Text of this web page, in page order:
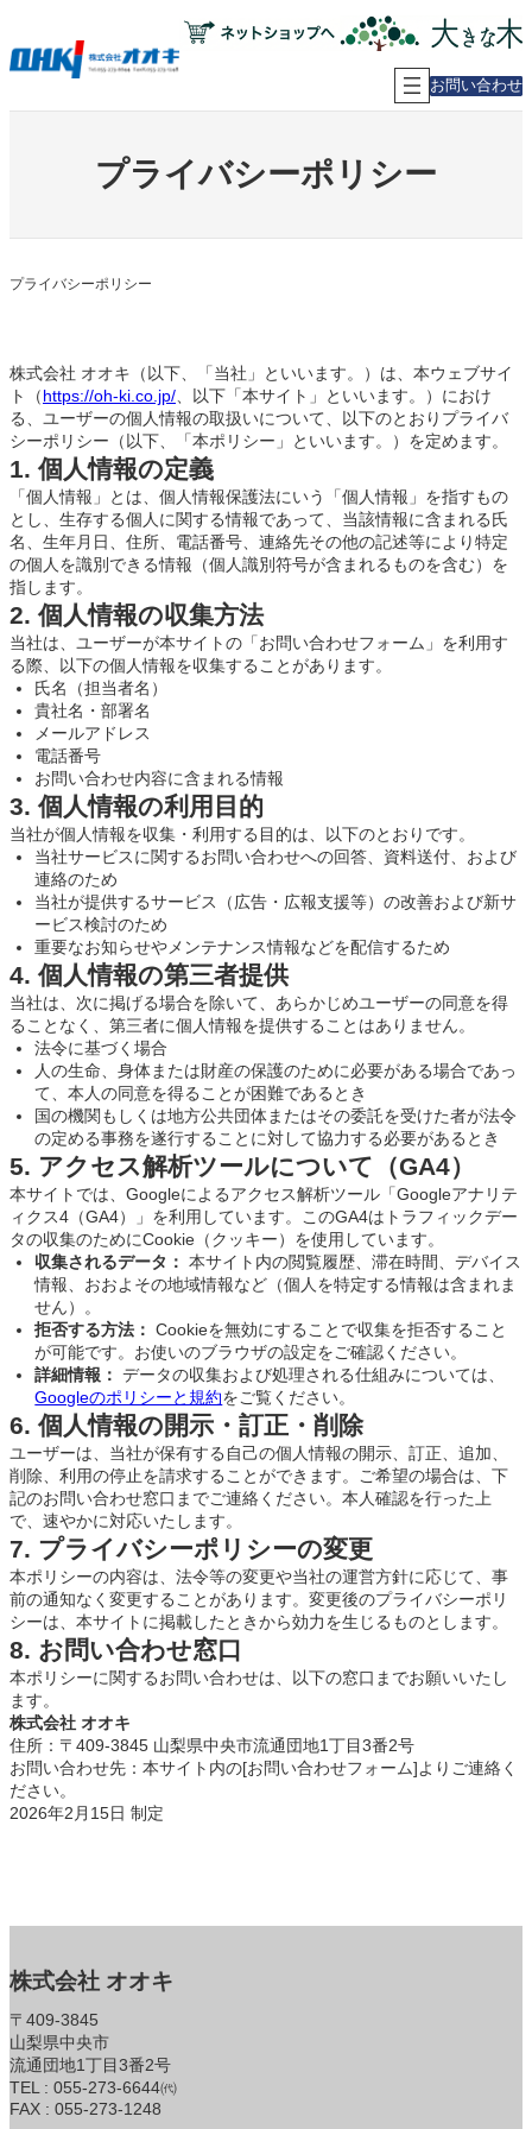
を
キ
お問い合わせ
プライバシーポリシー
プライバシーポリシー
株式会社 オオキ（以下、「当社」といいます。）は、本ウェブサイ
ト（https://oh-ki.co.jp/ 、以下「本サイト」といいます。）におけ
る、ユーザーの個人情報の取扱いについて、以下のとおりプライバ
シーポリシー（以下、「本ポリシー」といいます。）を定めます。
1. 個人情報の定義
「個人情報」とは、個人情報保護法にいう「個人情報」を指すもの
とし、生存する個人に関する情報であって、当該情報に含まれる氏
名、生年月日、住所、電話番号、連絡先その他の記述等により特定
の個人を識別できる情報（個人識別符号が含まれるものを含む）を
指します。
2. 個人情報の収集方法
当社は、ユーザーが本サイトの「お問い合わせフォーム」を利用す
る際、以下の個人情報を収集することがあります。
氏名（担当者名）
貴社名・部署名
メールアドレス
電話番号
お問い合わせ内容に含まれる情報
3. 個人情報の利用目的
当社が個人情報を収集・利用する目的は、以下のとおりです。
当社サービスに関するお問い合わせへの回答、資料送付、および
連絡のため
当社が提供するサービス（広告・広報支援等）の改善および新サ
ービス検討のため
重要なお知らせやメンテナンス情報などを配信するため
4. 個人情報の第三者提供
当社は、次に掲げる場合を除いて、あらかじめユーザーの同意を得
ることなく、第三者に個人情報を提供することはありません。
法令に基づく場合
人の生命、身体または財産の保護のために必要がある場合であっ
て、本人の同意を得ることが困難であるとき
国の機関もしくは地方公共団体またはその委託を受けた者が法令
の定める事務を遂行することに対して協力する必要があるとき
5. アクセス解析ツールについて（GA4）
本サイトでは、Googleによるアクセス解析ツール「Googleアナリテ
ィクス4（GA4）」を利用しています。このGA4はトラフィックデー
タの収集のためにCookie（クッキー）を使用しています。
収集されるデータ： 本サイト内の閲覧履歴、滞在時間、デバイス
情報、おおよその地域情報など（個人を特定する情報は含まれま
せん）。
拒否する方法： Cookieを無効にすることで収集を拒否すること
が可能です。お使いのブラウザの設定をご確認ください。
詳細情報： データの収集および処理される仕組みについては、
Googleのポリシーと規約をご覧ください。
6. 個人情報の開示・訂正・削除
ユーザーは、当社が保有する自己の個人情報の開示、訂正、追加、
削除、利用の停止を請求することができます。ご希望の場合は、下
記のお問い合わせ窓口までご連絡ください。本人確認を行った上
で、速やかに対応いたします。
7. プライバシーポリシーの変更
本ポリシーの内容は、法令等の変更や当社の運営方針に応じて、事
前の通知なく変更することがあります。変更後のプライバシーポリ
シーは、本サイトに掲載したときから効力を生じるものとします。
8. お問い合わせ窓口
本ポリシーに関するお問い合わせは、以下の窓口までお願いいたし
ます。
株式会社 オオキ
住所：〒409-3845 山梨県中央市流通団地1丁目3番2号
お問い合わせ先：本サイト内の[お問い合わせフォーム]よりご連絡く
ださい。
2026年2月15日 制定
株式会社 オオキ
〒409-3845
山梨県中央市
流通団地1丁目3番2号
TEL : 055-273-6644㈹
FAX : 055-273-1248